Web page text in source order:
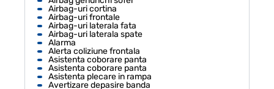
Airbag-uri cortina
Airbag-uri frontale
Airbag-uri laterala fata
Airbag-uri laterala spate
Alarma
Alerta coliziune frontala
Asistenta coborare panta
Asistenta coborare panta
Asistenta plecare in rampa
Avertizare depasire banda